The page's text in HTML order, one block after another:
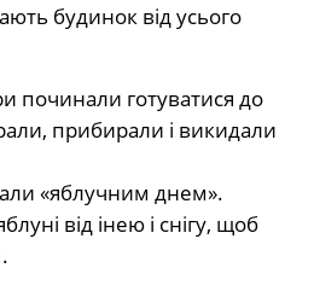
будинок від усього
починали готуватися до
прибирали і викидали
«яблучним днем».
від інею і снігу, щоб